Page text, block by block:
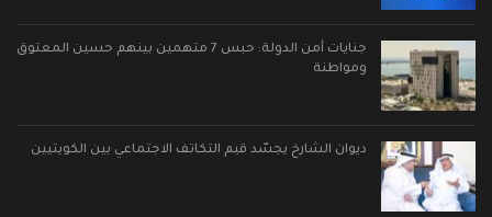
جنايات أمن الدولة: حبس 7 متهمين بينهم حسين المعتوق
ومواطنة
ديوان الشارخ يجسّد قيم التكاتف الاجتماعي بين الكويتيين